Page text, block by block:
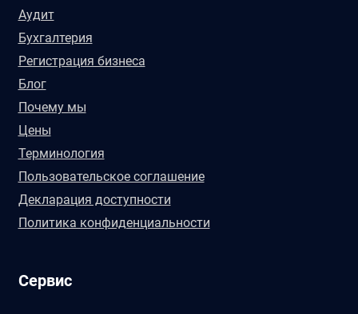
Аудит
Бухгалтерия
Регистрация бизнеса
Блог
Почему мы
Цены
Терминология
Пользовательское соглашение
Декларация доступности
Политика конфиденциальности
Сервис